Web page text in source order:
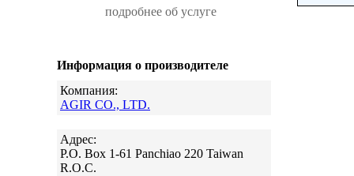
подробнее об услуге
Информация о производителе
Компания:
AGIR CO., LTD.
Адрес:
P.O. Box 1-61 Panchiao 220 Taiwan
R.O.C.